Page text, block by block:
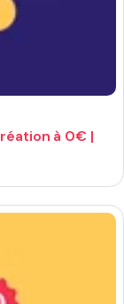
à 0€ |